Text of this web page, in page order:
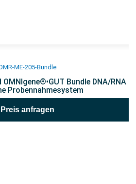
ME-205-Bundle
Bundle DNA/RNA
Probennahmesystem
Preis anfragen